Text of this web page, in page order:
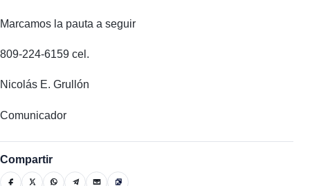
Marcamos la pauta a seguir
809-224-6159 cel.
Nicolás E. Grullón
Comunicador
Compartir